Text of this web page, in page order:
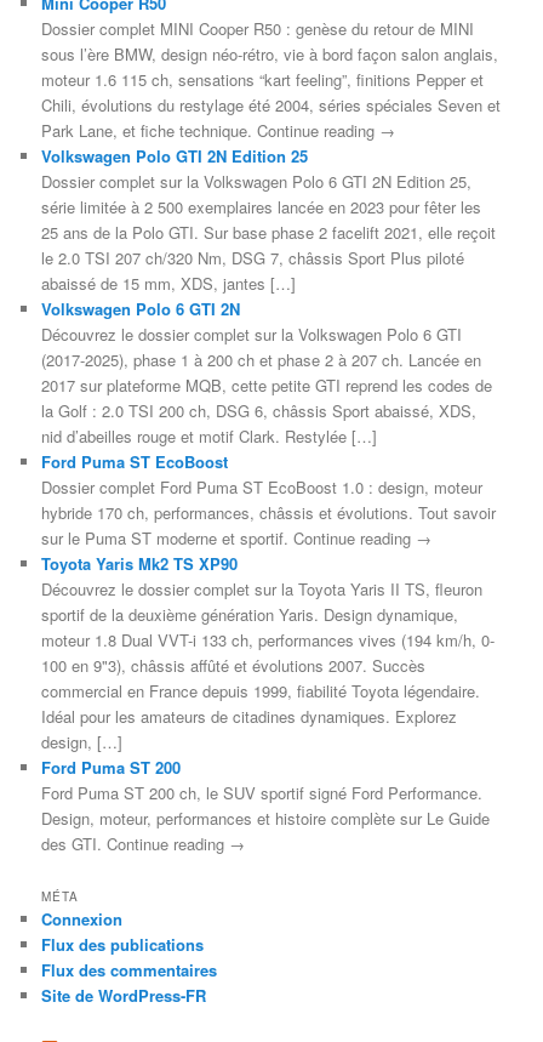
Dossier complet MINI Cooper R50 : genèse du retour de MINI
sous l’ère BMW, design néo-rétro, vie à bord façon salon anglais,
moteur 1.6 115 ch, sensations “kart feeling”, finitions Pepper et
Chili, évolutions du restylage été 2004, séries spéciales Seven et
Park Lane, et fiche technique. Continue reading →
Volkswagen Polo GTI 2N Edition 25
Dossier complet sur la Volkswagen Polo 6 GTI 2N Edition 25,
série limitée à 2 500 exemplaires lancée en 2023 pour fêter les
25 ans de la Polo GTI. Sur base phase 2 facelift 2021, elle reçoit
le 2.0 TSI 207 ch/320 Nm, DSG 7, châssis Sport Plus piloté
abaissé de 15 mm, XDS, jantes […]
Volkswagen Polo 6 GTI 2N
Découvrez le dossier complet sur la Volkswagen Polo 6 GTI
(2017-2025), phase 1 à 200 ch et phase 2 à 207 ch. Lancée en
2017 sur plateforme MQB, cette petite GTI reprend les codes de
la Golf : 2.0 TSI 200 ch, DSG 6, châssis Sport abaissé, XDS,
nid d’abeilles rouge et motif Clark. Restylée […]
Ford Puma ST EcoBoost
Dossier complet Ford Puma ST EcoBoost 1.0 : design, moteur
hybride 170 ch, performances, châssis et évolutions. Tout savoir
sur le Puma ST moderne et sportif. Continue reading →
Toyota Yaris Mk2 TS XP90
Découvrez le dossier complet sur la Toyota Yaris II TS, fleuron
sportif de la deuxième génération Yaris. Design dynamique,
moteur 1.8 Dual VVT-i 133 ch, performances vives (194 km/h, 0-
100 en 9"3), châssis affûté et évolutions 2007. Succès
commercial en France depuis 1999, fiabilité Toyota légendaire.
Idéal pour les amateurs de citadines dynamiques. Explorez
design, […]
Ford Puma ST 200
Ford Puma ST 200 ch, le SUV sportif signé Ford Performance.
Design, moteur, performances et histoire complète sur Le Guide
des GTI. Continue reading →
MÉTA
Connexion
Flux des publications
Flux des commentaires
Site de WordPress-FR